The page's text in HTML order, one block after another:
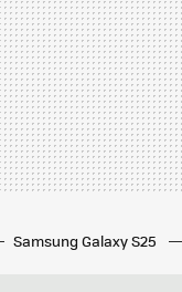
Samsung Galaxy S25